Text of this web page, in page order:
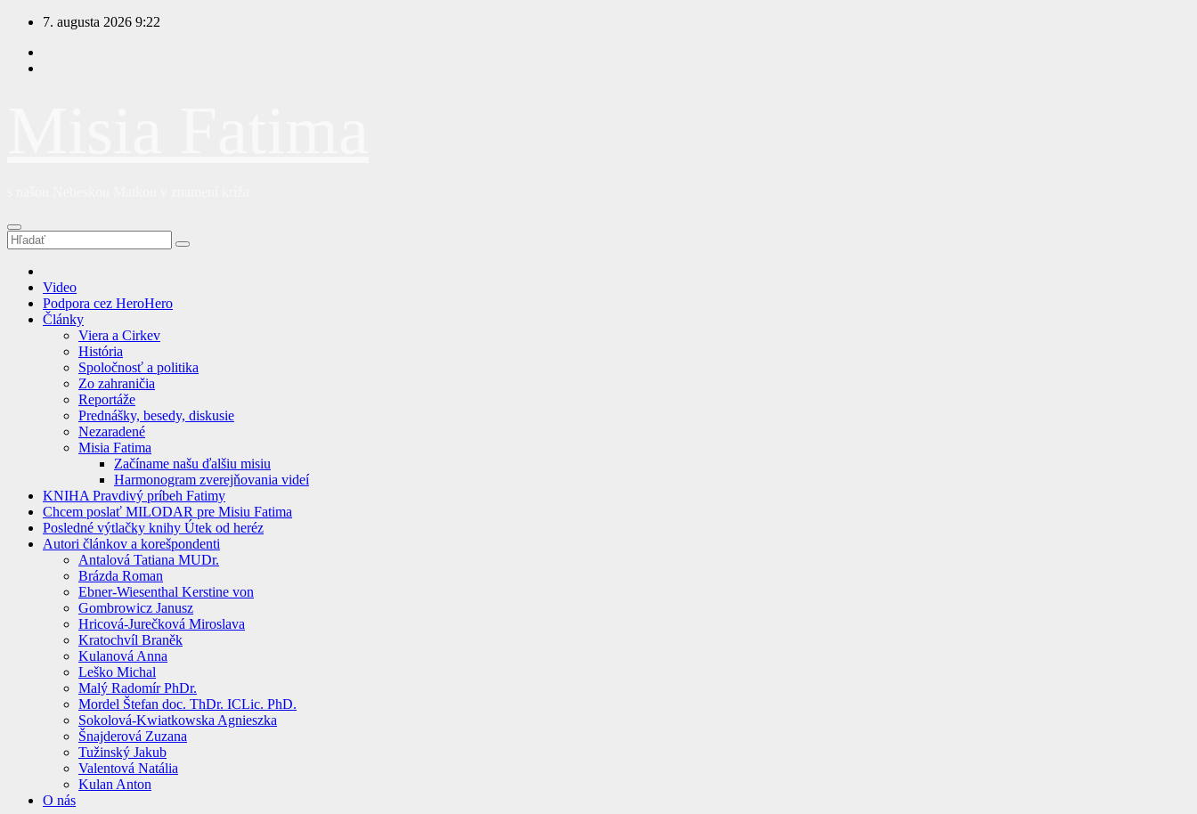
Prejsť
obsah
7. augusta 2026 9:22
Video
Podpora cez HeroHero
Články
Viera a Cirkev
História
Spoločnosť a politika
Zo zahraničia
Reportáže
Prednášky, besedy, diskusie
Nezaradené
Misia Fatima
Začíname našu ďalšiu misiu
Harmonogram zverejňovania videí
KNIHA Pravdivý príbeh Fatimy
Chcem poslať MILODAR pre Misiu Fatima
Posledné výtlačky knihy Útek od heréz
Autori článkov a korešpondenti
Antalová Tatiana MUDr.
Brázda Roman
Ebner-Wiesenthal Kerstine von
Gombrowicz Janusz
Hricová-Jurečková Miroslava
Kratochvíl Braněk
Kulanová Anna
Leško Michal
Malý Radomír PhDr.
Mordel Štefan doc. ThDr. ICLic. PhD.
Sokolová-Kwiatkowska Agnieszka
Šnajderová Zuzana
Tužinský Jakub
Valentová Natália
Kulan Anton
O nás